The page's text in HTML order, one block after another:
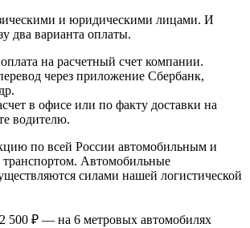
и юридическими лицами. И
два варианта оплаты.
на расчетный счет компании.
через приложение Сбербанк,
в офисе или по факту доставки на
водителю.
по всей России автомобильным и
Автомобильные
силами нашей логистической
500 ₽ — на 6 метровых автомобилях